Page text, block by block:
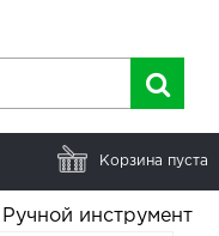
Корзина пуста
Ручной инструмент